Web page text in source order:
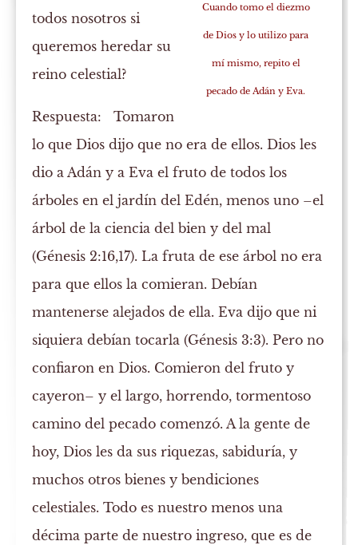
Cuando tomo el diezmo
de Dios y lo utilizo para
mí mismo, repito el
pecado de Adán y Eva.
todos nosotros si
queremos heredar su
reino celestial?
Respuesta: Tomaron
lo que Dios dijo que no era de ellos. Dios les
dio a Adán y a Eva el fruto de todos los
árboles en el jardín del Edén, menos uno –el
árbol de la ciencia del bien y del mal
(Génesis 2:16,17). La fruta de ese árbol no era
para que ellos la comieran. Debían
mantenerse alejados de ella. Eva dijo que ni
siquiera debían tocarla (Génesis 3:3). Pero no
confiaron en Dios. Comieron del fruto y
cayeron– y el largo, horrendo, tormentoso
camino del pecado comenzó. A la gente de
hoy, Dios les da sus riquezas, sabiduría, y
muchos otros bienes y bendiciones
celestiales. Todo es nuestro menos una
décima parte de nuestro ingreso, que es de